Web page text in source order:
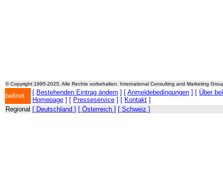
© Copyright 1995-2025. Alle Rechte vorbehalten. International Consulting and Marketing
bellnet [ Bestehenden Eintrag ändern ] [ Anmeldebedingungen ] [ Über
Homepage ] [ Presseservice ] [ Kontakt ]
Regional [ Deutschland ] [ Österreich ] [ Schweiz ]